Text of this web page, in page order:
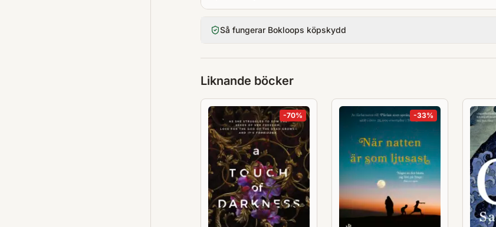
Så fungerar Bokloops köpskydd
Liknande böcker
-70% -33%